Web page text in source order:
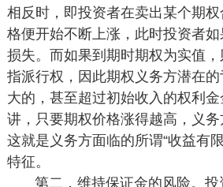
相反时，即投资者在卖出某个期
格便开始不断上涨，此时投资者
损失。而如果到期时期权为实值
指派行权，因此期权义务方潜在
大的，甚至超过初始收入的权利
讲，只要期权价格涨得越高，义务
这就是义务方面临的所谓“收益有
特征。
第二，维持保证金的风险。投